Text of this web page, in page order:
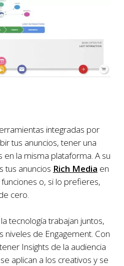
integradas por
tus anuncios, tener una
en la misma plataforma. A su
tus anuncios Rich Media en
o, si lo prefieres,
cero.
tecnología trabajan juntos,
niveles de Engagement. Con
Insights de la audiencia
aplican a los creativos y se